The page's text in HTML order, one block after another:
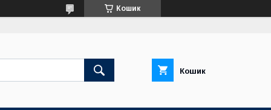
Кошик
Кошик